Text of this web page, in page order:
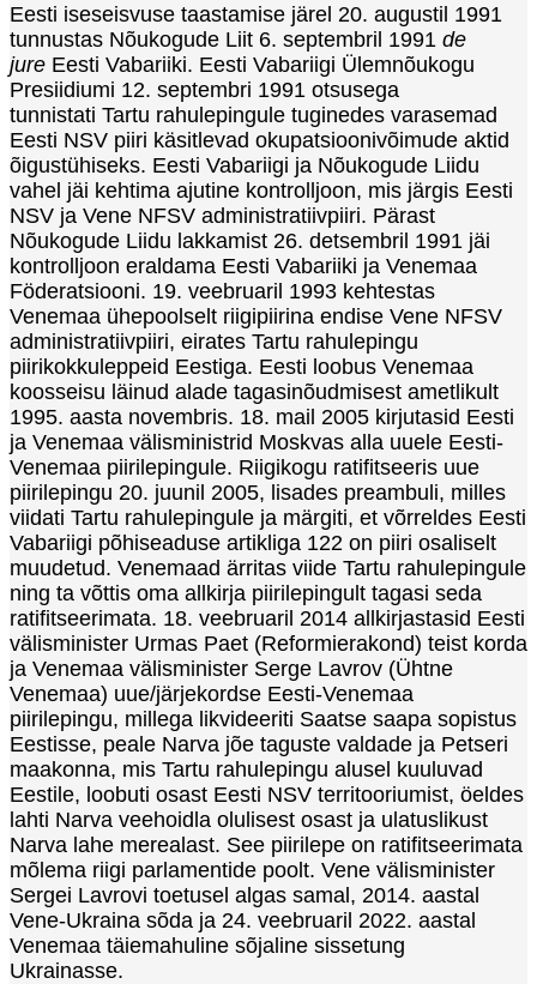
Eesti iseseisvuse taastamise järel 20. augustil 1991
tunnustas Nõukogude Liit 6. septembril 1991 de
jure Eesti Vabariiki. Eesti Vabariigi Ülemnõukogu
Presiidiumi 12. septembri 1991 otsusega
tunnistati Tartu rahulepingule tuginedes varasemad
Eesti NSV piiri käsitlevad okupatsioonivõimude aktid
õigustühiseks. Eesti Vabariigi ja Nõukogude Liidu
vahel jäi kehtima ajutine kontrolljoon, mis järgis Eesti
NSV ja Vene NFSV administratiivpiiri. Pärast
Nõukogude Liidu lakkamist 26. detsembril 1991 jäi
kontrolljoon eraldama Eesti Vabariiki ja Venemaa
Föderatsiooni. 19. veebruaril 1993 kehtestas
Venemaa ühepoolselt riigipiirina endise Vene NFSV
administratiivpiiri, eirates Tartu rahulepingu
piirikokkuleppeid Eestiga. Eesti loobus Venemaa
koosseisu läinud alade tagasinõudmisest ametlikult
1995. aasta novembris. 18. mail 2005 kirjutasid Eesti
ja Venemaa välisministrid Moskvas alla uuele Eesti-
Venemaa piirilepingule. Riigikogu ratifitseeris uue
piirilepingu 20. juunil 2005, lisades preambuli, milles
viidati Tartu rahulepingule ja märgiti, et võrreldes Eesti
Vabariigi põhiseaduse artikliga 122 on piiri osaliselt
muudetud. Venemaad ärritas viide Tartu rahulepingule
ning ta võttis oma allkirja piirilepingult tagasi seda
ratifitseerimata. 18. veebruaril 2014 allkirjastasid Eesti
välisminister Urmas Paet (Reformierakond) teist korda
ja Venemaa välisminister Serge Lavrov (Ühtne
Venemaa) uue/järjekordse Eesti-Venemaa
piirilepingu, millega likvideeriti Saatse saapa sopistus
Eestisse, peale Narva jõe taguste valdade ja Petseri
maakonna, mis Tartu rahulepingu alusel kuuluvad
Eestile, loobuti osast Eesti NSV territooriumist, öeldes
lahti Narva veehoidla olulisest osast ja ulatuslikust
Narva lahe merealast. See piirilepe on ratifitseerimata
mõlema riigi parlamentide poolt. Vene välisminister
Sergei Lavrovi toetusel algas samal, 2014. aastal
Vene-Ukraina sõda ja 24. veebruaril 2022. aastal
Venemaa täiemahuline sõjaline sissetung
Ukrainasse.